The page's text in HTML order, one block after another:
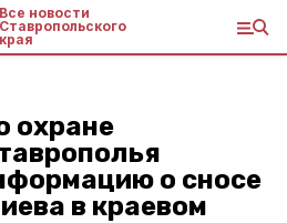
Все новости
Ставропольского
края
охране
о сносе
в краевом